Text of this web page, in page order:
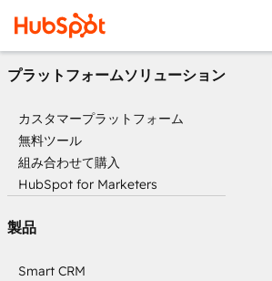
プラットフォームソリューション
カスタマープラットフォーム
無料ツール
組み合わせて購入
HubSpot for Marketers
製品
Smart CRM